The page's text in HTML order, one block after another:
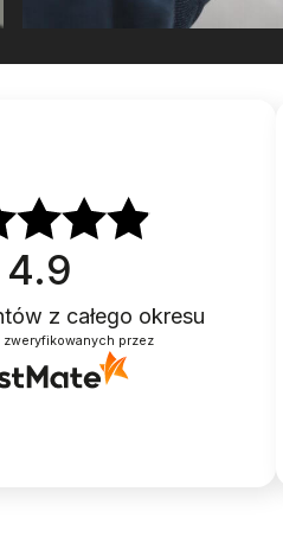
4.9
z całego okresu
zweryfikowanych przez